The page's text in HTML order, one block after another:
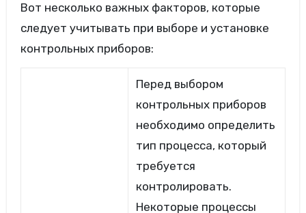
Вот несколько важных факторов, которые
следует учитывать при выборе и установке
контрольных приборов:
Перед выбором
контрольных приборов
необходимо определить
тип процесса, который
требуется
контролировать.
Некоторые процессы